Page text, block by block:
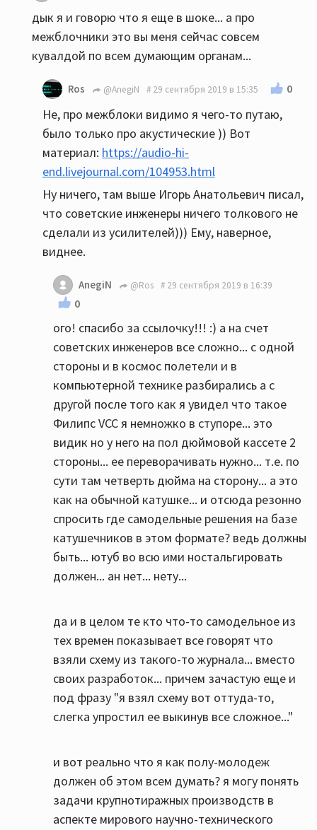
дык я и говорю что я еще в шоке... а про
межблочники это вы меня сейчас совсем
кувалдой по всем думающим органам...
Ros @AnegiN 29 сентября 2019 в 15:35 0
Не, про межблоки видимо я чего-то путаю,
было только про акустические )) Вот
материал: https://audio-hi-
end.livejournal.com/104953.html
Ну ничего, там выше Игорь Анатольевич писал,
что советские инженеры ничего толкового не
сделали из усилителей))) Ему, наверное,
виднее.
AnegiN @Ros 29 сентября 2019 в 16:39
0
ого! спасибо за ссылочку!!! :) а на счет
советских инженеров все сложно... с одной
стороны и в космос полетели и в
компьютерной технике разбирались а с
другой после того как я увидел что такое
Филипс VCC я немножко в ступоре... это
видик но у него на пол дюймовой кассете 2
стороны... ее переворачивать нужно... т.е. по
сути там четверть дюйма на сторону... а это
как на обычной катушке... и отсюда резонно
спросить где самодельные решения на базе
катушечников в этом формате? ведь должны
быть... ютуб во всю ими ностальгировать
должен... ан нет... нету...
да и в целом те кто что-то самодельное из
тех времен показывает все говорят что
взяли схему из такого-то журнала... вместо
своих разработок... причем зачастую еще и
под фразу "я взял схему вот оттуда-то,
слегка упростил ее выкинув все сложное..."
и вот реально что я как полу-молодеж
должен об этом всем думать? я могу понять
задачи крупнотиражных производств в
аспекте мирового научно-технического